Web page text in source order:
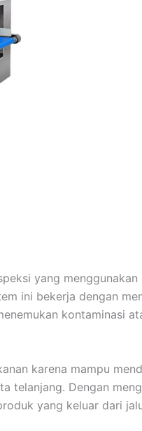
yang menggunakan
ini bekerja dengan
kontaminasi
karena mampu
telanjang. Dengan
yang keluar dari